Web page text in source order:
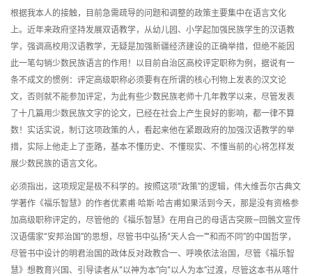
根据我本人的接触，目前急需疏导的问题和调整的政策主要集中在语言文化
上。近年来政府坚持发展双语教学，从幼儿园、小学起加强民族学生的汉语教
学，强调高校用汉语教学，无疑是加强新疆经济建设的正确举措，但绝不能因
此一笔勾销少数民族语言的作用！以目前自治区高校评定职称为例，据说有一
条不成文的惯例：评定高级职称必须要有在所谓的核心刊物上发表的汉文论
文，否则就不能参加评定，为此有些少数民族老师十几年教学以来，尽管发表
了十几篇用少数民族文字的论文，已经在社会上产生良好的影响，都一律不算
数！实话实说，制订这项政策的人，看起来他在紧跟政府的加强汉语教学的举
措，实际上他走上了歪路，基本不懂历史、不懂现实、不懂当前的心将怎样发
展少数民族的语言文化。
必须指出，这项规定是极不科学的。按照这项“政策”的逻辑，伟大维吾尔古典文
学著作《福乐智慧》的作者优素甫·哈斯·哈吉甫如果活到今天，那是没有资格参
加高级职称评定的，尽管他的《福乐智慧》在用自己的母语古突厥—回鶻文宣传
汉语儒家“安邦治国”的思想，尽管书中弘扬“天人合一”“和而不同”的中国哲学，
尽管书中设计的明君治国的政体反对政教合一、呼唤依法治国，尽管《福乐智
慧》想教育兴国、引导读者从“以神为本”向“以人为本”过渡，尽管这本书从喀什